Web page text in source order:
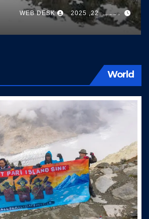
دسمبر 22, 2025 WEB DESK
World